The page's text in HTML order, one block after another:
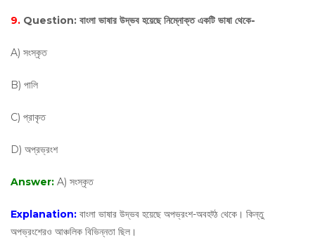
9. Question: বাংলা ভাষার উদ্ভব হয়েছে নিম্নোক্ত একটি ভাষা থেকে-
A) সংস্কৃত
B) পালি
C) প্রাকৃত
D) অপ্রভ্রংশ
Answer: A) সংস্কৃত
Explanation: বাংলা ভাষার উদ্ভব হয়েছে অপভ্রংশ-অবহট্ঠ থেকে। কিন্তু
অপভ্রংশেরও আঞ্চলিক বিভিন্নতা ছিল।